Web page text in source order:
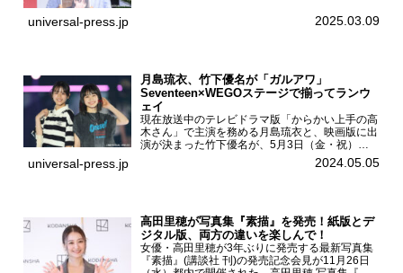
BOOKS SHIBUYAで開催した。當真あみファース
universal-press.jp 2025.03.09
月島琉衣、竹下優名が「ガルアワ」
Seventeen×WEGOステージで揃ってランウ
ェイ
現在放送中のテレビドラマ版「からかい上手の高
木さん」で主演を務める月島琉衣と、映画版に出
演が決まった竹下優名が、5月3日（金・祝）東
京・国立代々木競技場第一体育館で開催されたフ
ァッション&音楽イベント『Rakuten GirlsAward
universal-press.jp 2024.05.05
高田里穂が写真集『素描』を発売！紙版とデ
ジタル版、両方の違いを楽しんで！
女優・高田里穂が3年ぶりに発売する最新写真集
『素描』(講談社 刊)の発売記念会見が11月26日